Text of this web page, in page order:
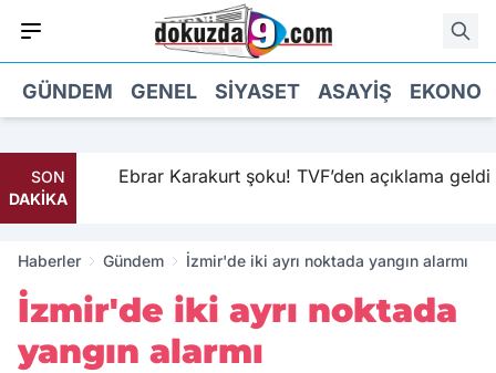
GÜNDEM GENEL SIYASET ASAYIŞ
SON
DAKİKA
Ebrar Karakurt şoku! TVF’den açıklama geldi
Haberler Gündem İzmir'de iki ayrı noktada yangın alarmı
İzmir'de iki ayrı noktada
yangın alarmı